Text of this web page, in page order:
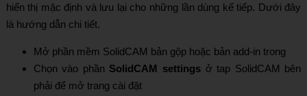
hiển thị mặc định và lưu lại cho những lần dùng kế tiếp. Dưới đây
là hướng dẫn chi tiết.
Mở phần mềm SolidCAM bản gộp hoặc bản add-in trong
Chọn vào phần SolidCAM settings ở tap SolidCAM bên
phải để mở trang cài đặt